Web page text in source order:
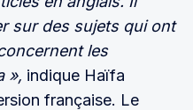
sur des sujets qui ont
les
», indique Haïfa
française. Le